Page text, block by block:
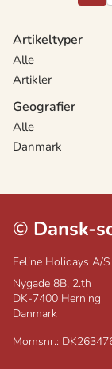
Artikeltyper
Alle
Artikler
Geografier
Alle
Danmark
© Dansk-
Feline Holidays A/S
Nygade 8B, 2.th
DK-7400 Herning
Danmark
Momsnr.: